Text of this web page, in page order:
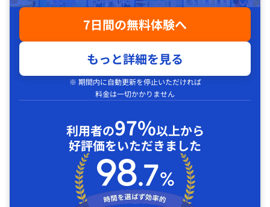
7日間の無料体験へ
もっと詳細を見る
※ 期間内に自動更新を停止いただければ
料金は一切かかりません
利用者の97%以上から
好評価をいただきました